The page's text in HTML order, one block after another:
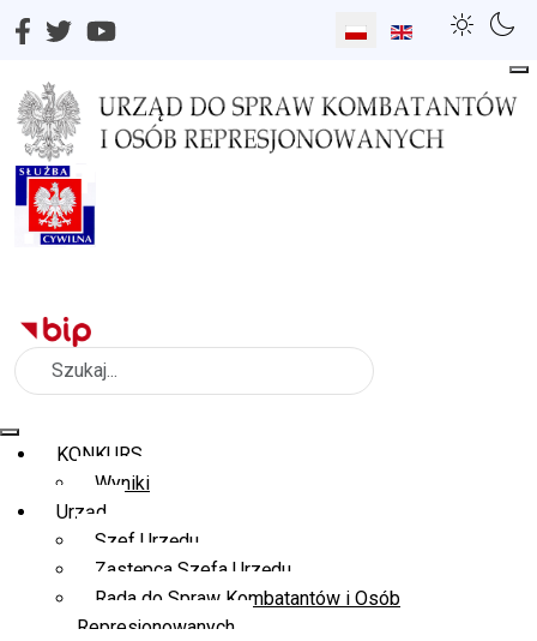
Wybierz swój język
Szukaj
KONKURS
Wyniki
Urząd
Szef Urzędu
Zastępca Szefa Urzędu
Rada do Spraw Kombatantów i Osób
Represjonowanych